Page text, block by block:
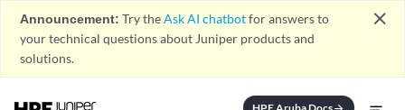
Announcement: Try theAsk AI chatbotfor answers to
your technical questions about Juniper products and
solutions.
close